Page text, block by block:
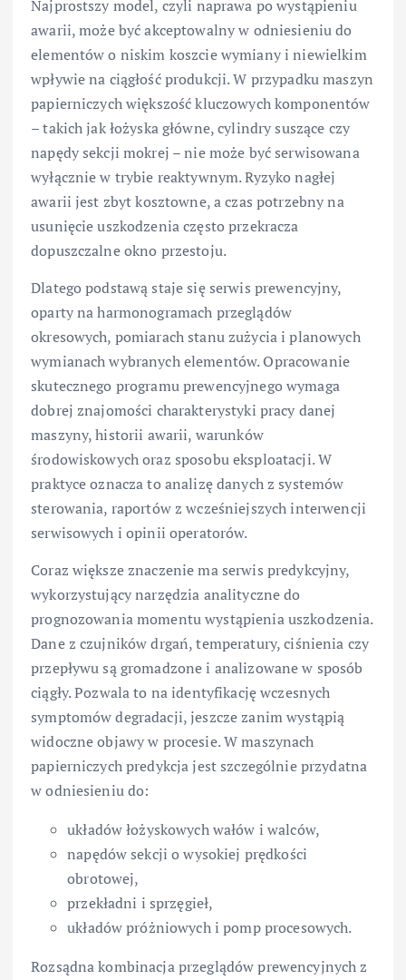
Najprostszy model, czyli naprawa po wystąpieniu
awarii, może być akceptowalny w odniesieniu do
elementów o niskim koszcie wymiany i niewielkim
wpływie na ciągłość produkcji. W przypadku maszyn
papierniczych większość kluczowych komponentów
– takich jak łożyska główne, cylindry suszące czy
napędy sekcji mokrej – nie może być serwisowana
wyłącznie w trybie reaktywnym. Ryzyko nagłej
awarii jest zbyt kosztowne, a czas potrzebny na
usunięcie uszkodzenia często przekracza
dopuszczalne okno przestoju.
Dlatego podstawą staje się serwis prewencyjny,
oparty na harmonogramach przeglądów
okresowych, pomiarach stanu zużycia i planowych
wymianach wybranych elementów. Opracowanie
skutecznego programu prewencyjnego wymaga
dobrej znajomości charakterystyki pracy danej
maszyny, historii awarii, warunków
środowiskowych oraz sposobu eksploatacji. W
praktyce oznacza to analizę danych z systemów
sterowania, raportów z wcześniejszych interwencji
serwisowych i opinii operatorów.
Coraz większe znaczenie ma serwis predykcyjny,
wykorzystujący narzędzia analityczne do
prognozowania momentu wystąpienia uszkodzenia.
Dane z czujników drgań, temperatury, ciśnienia czy
przepływu są gromadzone i analizowane w sposób
ciągły. Pozwala to na identyfikację wczesnych
symptomów degradacji, jeszcze zanim wystąpią
widoczne objawy w procesie. W maszynach
papierniczych predykcja jest szczególnie przydatna
w odniesieniu do:
układów łożyskowych wałów i walców,
napędów sekcji o wysokiej prędkości
obrotowej,
przekładni i sprzęgieł,
układów próżniowych i pomp procesowych.
Rozsądna kombinacja przeglądów prewencyjnych z